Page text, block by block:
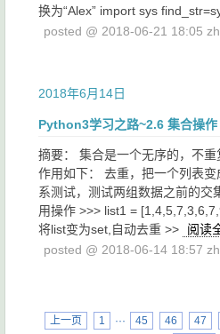
换为“Alex” import sys
posted @ 2018-06-21 18:05
2018年6月14日
Python3学习之路~2.6 集合操作
摘要： 集合是一个无序的，不
作用如下： 去重，把一个列表
系测试，测试两组数据之前的交
用操作 >>> list1 =
将list变为set,自动去重 >>
阅读
posted @ 2018-06-14 18:57
上一页 1 ··· 45 46 47